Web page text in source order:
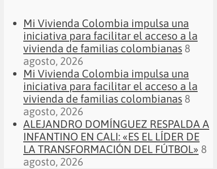
Mi Vivienda Colombia impulsa una
iniciativa para facilitar el acceso a la
vivienda de familias colombianas 8
agosto, 2026
Mi Vivienda Colombia impulsa una
iniciativa para facilitar el acceso a la
vivienda de familias colombianas 8
agosto, 2026
ALEJANDRO DOMÍNGUEZ RESPALDA A
INFANTINO EN CALI: «ES EL LÍDER DE
LA TRANSFORMACIÓN DEL FÚTBOL» 8
agosto, 2026